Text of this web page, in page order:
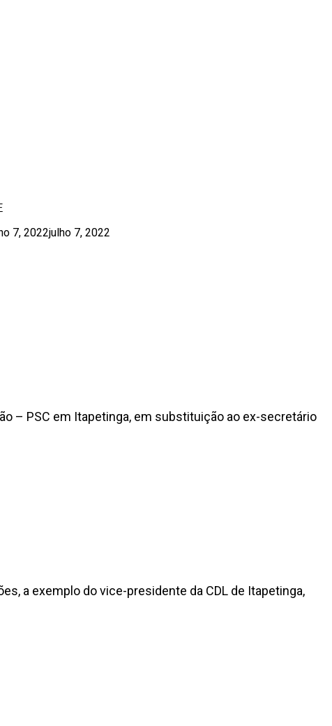
7, 2022julho 7, 2022
– PSC em Itapetinga, em substituição ao ex-secretário
a exemplo do vice-presidente da CDL de Itapetinga,